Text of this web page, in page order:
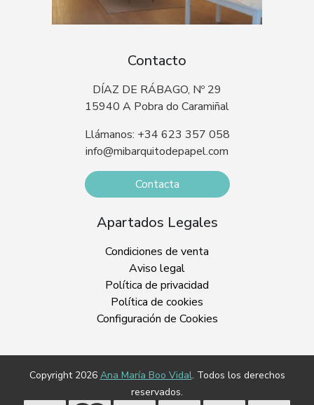
Contacto
DÍAZ DE RÁBAGO, Nº 29
15940 A Pobra do Caramiñal
Llámanos: +34 623 357 058
info@mibarquitodepapel.com
Contacta
Apartados Legales
Condiciones de venta
Aviso legal
Política de privacidad
Política de cookies
Configuración de Cookies
Copyright 2026 Ana María Boo Vidal. Todos los derechos
reservados.